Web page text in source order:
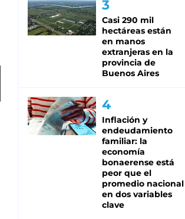
Casi 290 mil
hectáreas están
en manos
extranjeras en la
provincia de
Buenos Aires
Inflación y
endeudamiento
familiar: la
economía
bonaerense está
peor que el
promedio nacional
en dos variables
clave